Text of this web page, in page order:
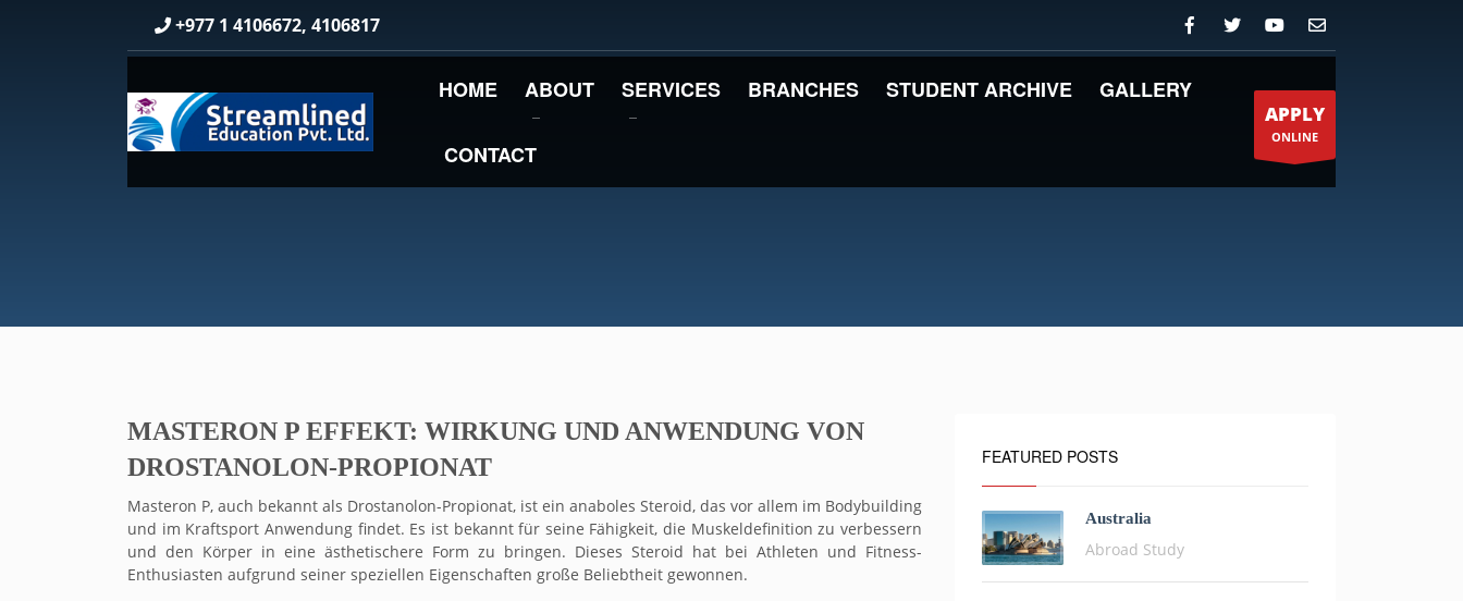
+977 1 4106672, 4106817
HOME ABOUT SERVICES BRANCHES STUDENT ARCHIVE GALLERY
CONTACT
APPLY
ONLINE
MASTERON P EFFEKT: WIRKUNG UND ANWENDUNG VON
DROSTANOLON-PROPIONAT
Masteron P, auch bekannt als Drostanolon-Propionat, ist ein anaboles Steroid, das vor allem im Bodybuilding
und im Kraftsport Anwendung findet. Es ist bekannt für seine Fähigkeit, die Muskeldefinition zu verbessern
und den Körper in eine ästhetischere Form zu bringen. Dieses Steroid hat bei Athleten und Fitness-
Enthusiasten aufgrund seiner speziellen Eigenschaften große Beliebtheit gewonnen.
FEATURED POSTS
Australia
Abroad Study